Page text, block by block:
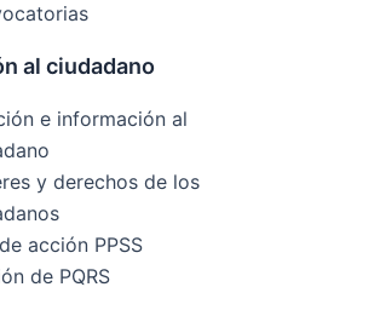
al ciudadano
e información al
y derechos de los
acción PPSS
de PQRS